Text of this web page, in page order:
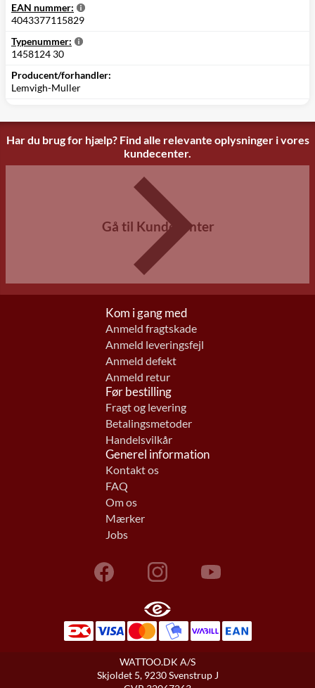
EAN nummer:
4043377115829
Typenummer:
1458124 30
Producent/forhandler:
Lemvigh-Muller
Har du brug for hjælp? Find alle relevante oplysninger i vores
kundecenter.
Gå til Kundecenter
Kom i gang med
Anmeld fragtskade
Anmeld leveringsfejl
Anmeld defekt
Anmeld retur
Før bestilling
Fragt og levering
Betalingsmetoder
Handelsvilkår
Generel information
Kontakt os
FAQ
Om os
Mærker
Jobs
WATTOO.DK A/S
Skjoldet 5, 9230 Svenstrup J